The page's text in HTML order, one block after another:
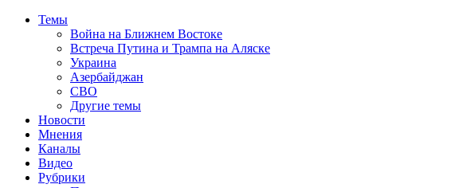
Темы
Война на Ближнем Востоке
Встреча Путина и Трампа на Аляске
Украина
Азербайджан
СВО
Другие темы
Новости
Мнения
Каналы
Видео
Рубрики